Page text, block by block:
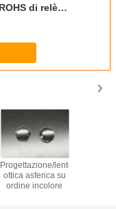
di relè
Progettazione/lente
ottica asferica su
ordine incolore